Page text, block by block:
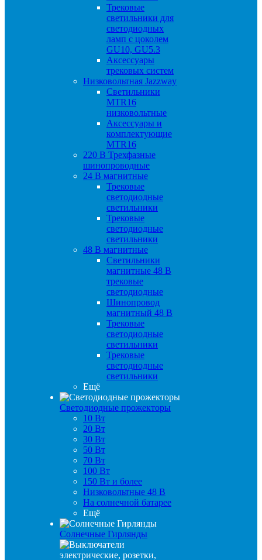
Трековые
светильники для
светодиодных
ламп с цоколем
GU10, GU5.3
Аксессуары
трековых систем
Низковольтная Jazzway
Светильники
MTR16
низковольтные
Аксессуары и
комплектующие
MTR16
220 B Трехфазные
шинопроводные
24 B магнитные
Трековые
светодиодные
светильники
Трековые
светодиодные
светильники
48 B магнитные
Светильники
магнитные 48 В
трековые
светодиодные
Шинопровод
магнитный 48 В
Трековые
светодиодные
светильники
Трековые
светодиодные
светильники
Ещё
Светодиодные прожекторы
10 Вт
20 Вт
30 Вт
50 Вт
70 Вт
100 Вт
150 Вт и более
Низковольтные 48 В
На солнечной батарее
Ещё
Солнечные Гирлянды